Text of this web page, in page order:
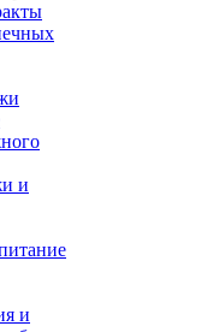
и
и